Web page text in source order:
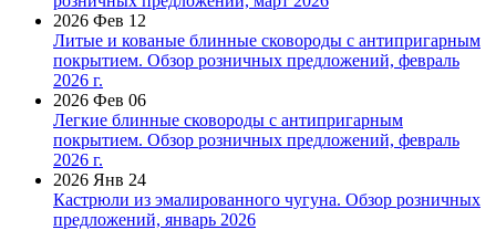
2026 Фев 12
Литые и кованые блинные сковороды с антипригарным
покрытием. Обзор розничных предложений, февраль
2026 г.
2026 Фев 06
Легкие блинные сковороды с антипригарным
покрытием. Обзор розничных предложений, февраль
2026 г.
2026 Янв 24
Кастрюли из эмалированного чугуна. Обзор розничных
предложений, январь 2026